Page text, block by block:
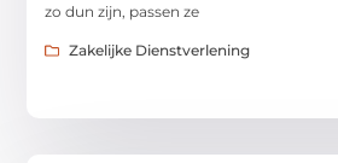
zo dun zijn, passen ze
Zakelijke Dienstverlening